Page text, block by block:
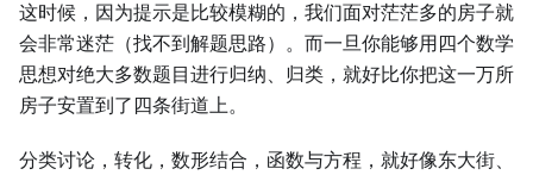
这时候，因为提示是比较模糊的，我们面对茫茫多的房子就
会非常迷茫（找不到解题思路）。而一旦你能够用四个数学
思想对绝大多数题目进行归纳、归类，就好比你把这一万所
房子安置到了四条街道上。
分类讨论，转化，数形结合，函数与方程，就好像东大街、